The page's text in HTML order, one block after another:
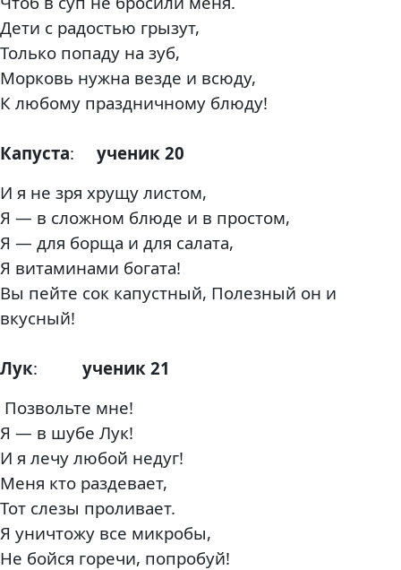
Дети с радостью грызут,
Только попаду на зуб,
Морковь нужна везде и всюду,
К любому праздничному блюду!
Капуста: ученик 20
И я не зря хрущу листом,
Я — в сложном блюде и в простом,
Я — для борща и для салата,
Я витаминами богата!
Вы пейте сок капустный, Полезный он и
вкусный!
Лук: ученик 21
Позвольте мне!
Я — в шубе Лук!
И я лечу любой недуг!
Меня кто раздевает,
Тот слезы проливает.
Я уничтожу все микробы,
Не бойся горечи, попробуй!